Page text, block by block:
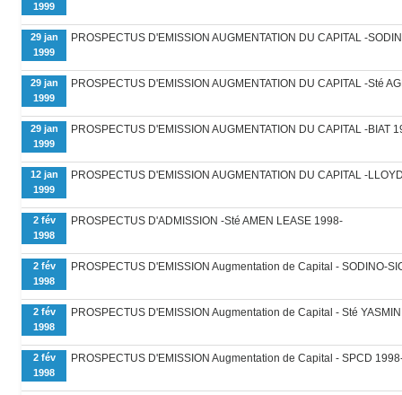
1999
29 jan
1999
PROSPECTUS D'EMISSION AUGMENTATION DU CAPITAL -
29 jan
1999
PROSPECTUS D'EMISSION AUGMENTATION DU CAPITAL -Sté
29 jan
1999
PROSPECTUS D'EMISSION AUGMENTATION DU CAPITAL -BIAT
12 jan
1999
PROSPECTUS D'EMISSION AUGMENTATION DU CAPITAL -
2 fév
1998
PROSPECTUS D'ADMISSION -Sté AMEN LEASE 1998-
2 fév
1998
PROSPECTUS D'EMISSION Augmentation de Capital - SODINO-
2 fév
1998
PROSPECTUS D'EMISSION Augmentation de Capital - Sté
2 fév
1998
PROSPECTUS D'EMISSION Augmentation de Capital - SPCD